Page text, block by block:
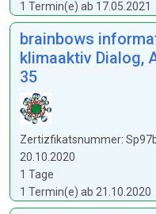
1 Termin(e) ab 17.05.2021
brainbows
klimaaktiv Dialog,
35
Zertizfikatsnummer:
20.10.2020
1 Tage
1 Termin(e) ab 21.10.2020